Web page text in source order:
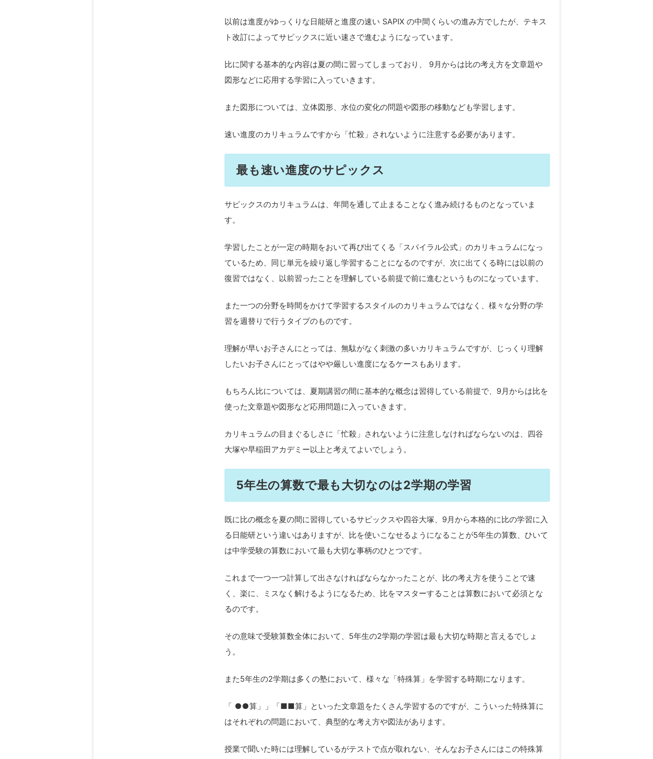
以前は進度がゆっくりな日能研と進度の速い SAPIX の中間くらいの進み方でしたが、テキス
ト改訂によってサピックスに近い速さで進むようになっています。
比に関する基本的な内容は夏の間に習ってしまっており、 9月からは比の考え方を文章題や
図形などに応用する学習に入っていきます。
また図形については、立体図形、水位の変化の問題や図形の移動なども学習します。
速い進度のカリキュラムですから「忙殺」されないように注意する必要があります。
最も速い進度のサピックス
サピックスのカリキュラムは、年間を通して止まることなく進み続けるものとなっていま
す。
学習したことが一定の時期をおいて再び出てくる「スパイラル公式」のカリキュラムになっ
ているため、同じ単元を繰り返し学習することになるのですが、次に出てくる時には以前の
復習ではなく、以前習ったことを理解している前提で前に進むというものになっています。
また一つの分野を時間をかけて学習するスタイルのカリキュラムではなく、様々な分野の学
習を週替りで行うタイプのものです。
理解が早いお子さんにとっては、無駄がなく刺激の多いカリキュラムですが、じっくり理解
したいお子さんにとってはやや厳しい進度になるケースもあります。
もちろん比については、夏期講習の間に基本的な概念は習得している前提で、9月からは比を
使った文章題や図形など応用問題に入っていきます。
カリキュラムの目まぐるしさに「忙殺」されないように注意しなければならないのは、四谷
大塚や早稲田アカデミー以上と考えてよいでしょう。
5年生の算数で最も大切なのは2学期の学習
既に比の概念を夏の間に習得しているサピックスや四谷大塚、9月から本格的に比の学習に入
る日能研という違いはありますが、比を使いこなせるようになることが5年生の算数、ひいて
は中学受験の算数において最も大切な事柄のひとつです。
これまで一つ一つ計算して出さなければならなかったことが、比の考え方を使うことで速
く、楽に、ミスなく解けるようになるため、比をマスターすることは算数において必須とな
るのです。
その意味で受験算数全体において、5年生の2学期の学習は最も大切な時期と言えるでしょ
う。
また5年生の2学期は多くの塾において、様々な「特殊算」を学習する時期になります。
「 ●●算」」「■■算」といった文章題をたくさん学習するのですが、こういった特殊算に
はそれぞれの問題において、典型的な考え方や図法があります。
授業で聞いた時には理解しているがテストで点が取れない、そんなお子さんにはこの特殊算